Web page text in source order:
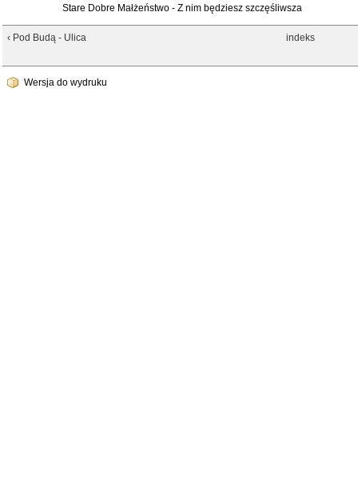
Stare Dobre Małżeństwo - Z nim będziesz szczęśliwsza
‹ Pod Budą - Ulica indeks
Wersja do wydruku